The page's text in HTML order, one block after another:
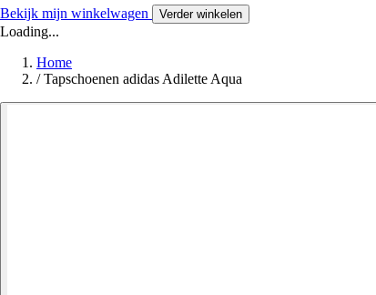
Bekijk mijn winkelwagen Verder winkelen
Loading...
Home
/ Tapschoenen adidas Adilette Aqua